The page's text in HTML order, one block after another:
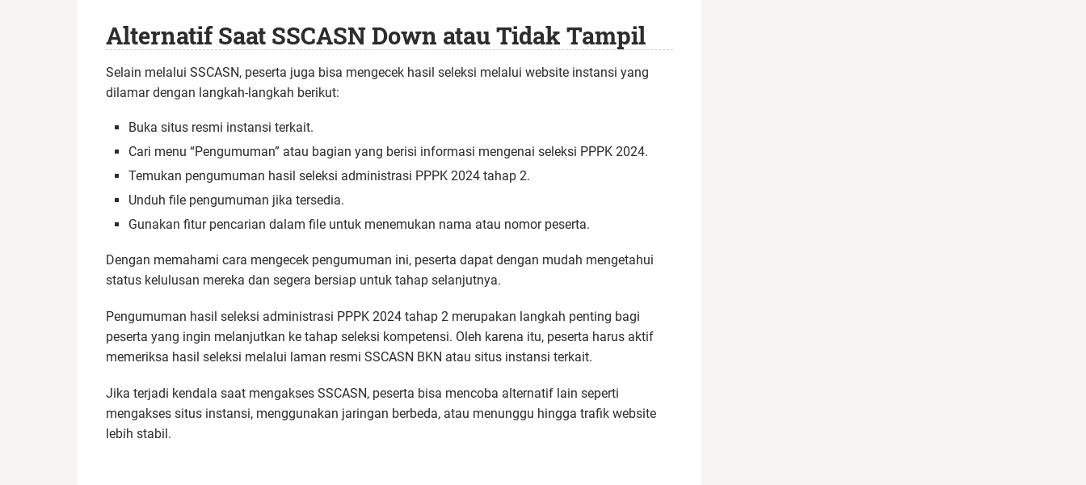
Alternatif Saat SSCASN Down atau Tidak Tampil
Selain melalui SSCASN, peserta juga bisa mengecek hasil seleksi melalui website instansi yang
dilamar dengan langkah-langkah berikut:
Buka situs resmi instansi terkait.
Cari menu “Pengumuman” atau bagian yang berisi informasi mengenai seleksi PPPK 2024.
Temukan pengumuman hasil seleksi administrasi PPPK 2024 tahap 2.
Unduh file pengumuman jika tersedia.
Gunakan fitur pencarian dalam file untuk menemukan nama atau nomor peserta.
Dengan memahami cara mengecek pengumuman ini, peserta dapat dengan mudah mengetahui
status kelulusan mereka dan segera bersiap untuk tahap selanjutnya.
Pengumuman hasil seleksi administrasi PPPK 2024 tahap 2 merupakan langkah penting bagi
peserta yang ingin melanjutkan ke tahap seleksi kompetensi. Oleh karena itu, peserta harus aktif
memeriksa hasil seleksi melalui laman resmi SSCASN BKN atau situs instansi terkait.
Jika terjadi kendala saat mengakses SSCASN, peserta bisa mencoba alternatif lain seperti
mengakses situs instansi, menggunakan jaringan berbeda, atau menunggu hingga trafik website
lebih stabil.